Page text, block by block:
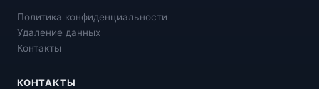
Политика конфиденциальности
Удаление данных
Контакты
КОНТАКТЫ